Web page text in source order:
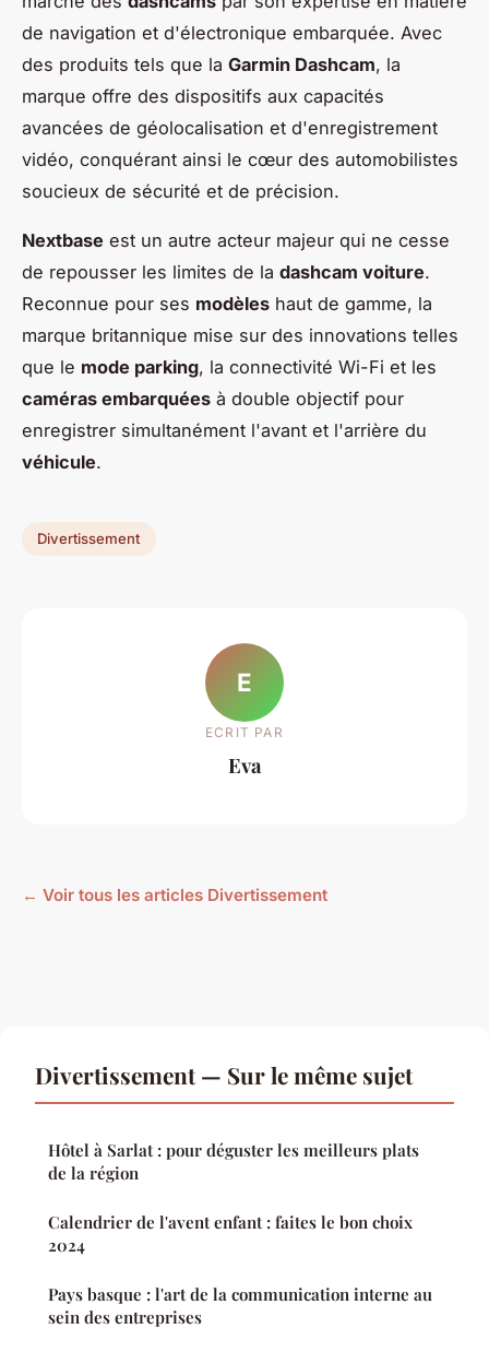
de navigation et d'électronique embarquée. Avec
des produits tels que la Garmin Dashcam, la
marque offre des dispositifs aux capacités
avancées de géolocalisation et d'enregistrement
vidéo, conquérant ainsi le cœur des automobilistes
soucieux de sécurité et de précision.
Nextbase est un autre acteur majeur qui ne cesse
de repousser les limites de la dashcam voiture.
Reconnue pour ses modèles haut de gamme, la
marque britannique mise sur des innovations telles
que le mode parking, la connectivité Wi-Fi et les
caméras embarquées à double objectif pour
enregistrer simultanément l'avant et l'arrière du
véhicule.
Divertissement
E
ECRIT PAR
Eva
← Voir tous les articles Divertissement
Divertissement — Sur le même sujet
Hôtel à Sarlat : pour déguster les meilleurs plats
de la région
Calendrier de l'avent enfant : faites le bon choix
2024
Pays basque : l'art de la communication interne au
sein des entreprises